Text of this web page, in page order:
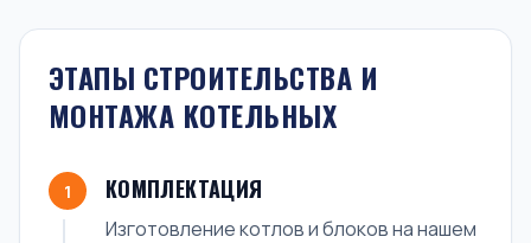
ЭТАПЫ СТРОИТЕЛЬСТВА И
МОНТАЖА КОТЕЛЬНЫХ
1 КОМПЛЕКТАЦИЯ
Изготовление котлов и блоков на нашем